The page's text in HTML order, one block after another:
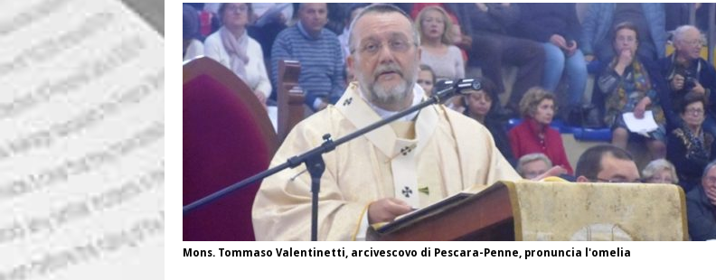
Mons. Tommaso Valentinetti, arcivescovo di Pescara-Penne, pronuncia l'omelia